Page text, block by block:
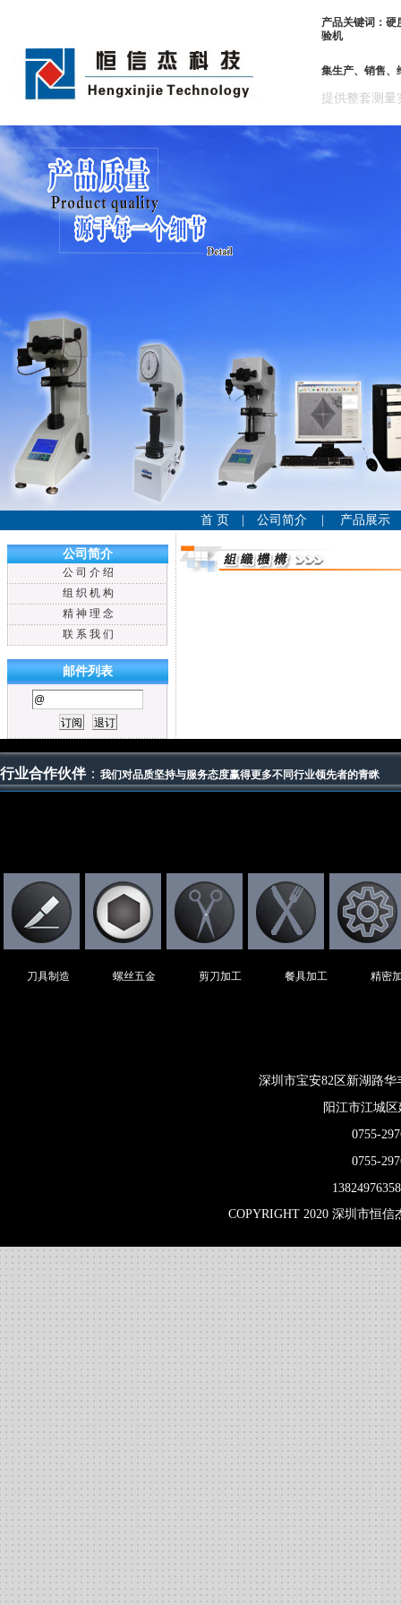
产品关键词：硬
验机
集生产、销售、
提供整套测量
首 页 公司简介| 产品展示
公司简介
公 司 介 绍
组 织 机 构
精 神 理 念
联 系 我 们
邮件列表
行业合作伙伴 ： 我们对品质坚持与服务态度赢得更多不同行业领先者的青眯
刀具制造 螺丝五金 剪刀加工 餐具加工 精密
深圳市宝安82区新湖路
阳江市江城
0755-
0755-
COPYRIGHT 2020 深圳市恒